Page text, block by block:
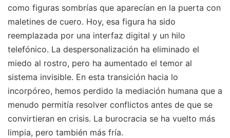
como figuras sombrías que aparecían en la puerta con
maletines de cuero. Hoy, esa figura ha sido
reemplazada por una interfaz digital y un hilo
telefónico. La despersonalización ha eliminado el
miedo al rostro, pero ha aumentado el temor al
sistema invisible. En esta transición hacia lo
incorpóreo, hemos perdido la mediación humana que a
menudo permitía resolver conflictos antes de que se
convirtieran en crisis. La burocracia se ha vuelto más
limpia, pero también más fría.